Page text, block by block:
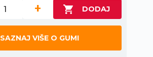
+
SAZNAJ VIŠE O GUMI